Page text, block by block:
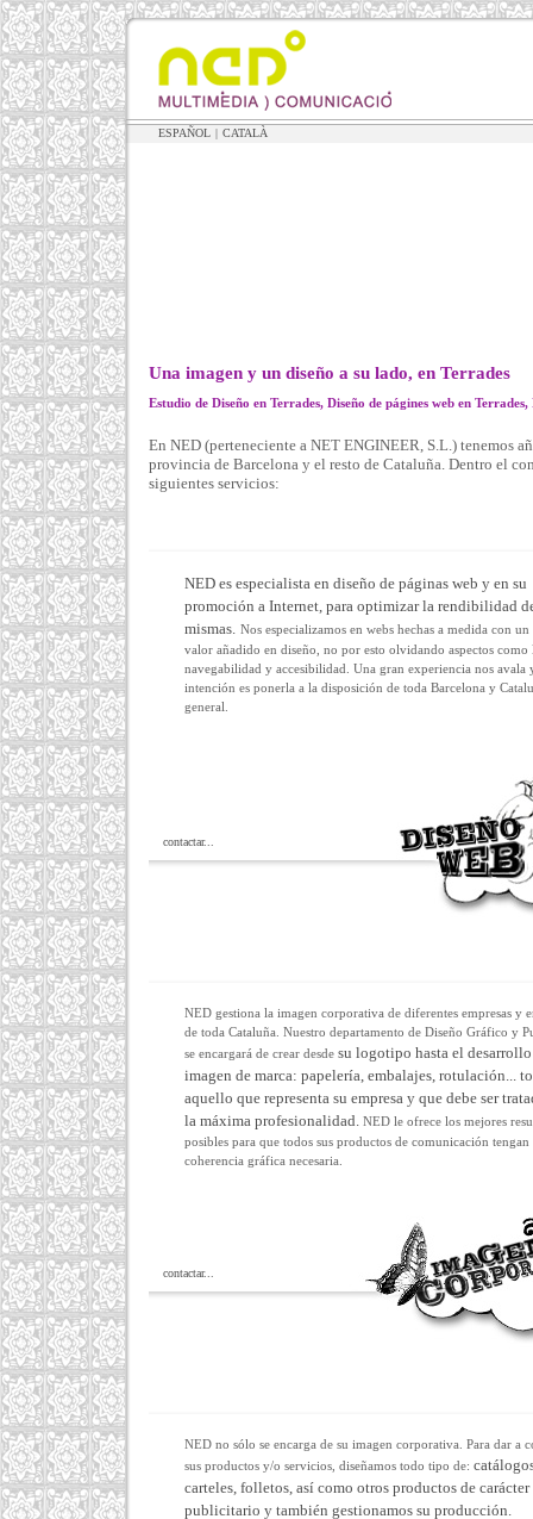
ESPAÑOL | CATALÀ
Una imagen y un diseño a su lado, en Terrades
Estudio de Diseño en Terrades, Diseño de págines web en
En NED (perteneciente a NET ENGINEER, S.L.) tenemos
provincia de Barcelona y el resto de Cataluña. Dentro el
siguientes servicios:
NED es especialista en diseño de páginas web y en su
promoción a Internet, para optimizar la rendibilidad
mismas. Nos especializamos en webs hechas a medida con un
valor añadido en diseño, no por esto olvidando aspectos como
navegabilidad y accesibilidad. Una gran experiencia nos avala
intención es ponerla a la disposición de toda Barcelona y
general.
contactar...
NED gestiona la imagen corporativa de diferentes empresas y
de toda Cataluña. Nuestro departamento de Diseño Gráfico y
se encargará de crear desde su logotipo hasta el desarrollo
imagen de marca: papelería, embalajes, rotulación...
aquello que representa su empresa y que debe ser
la máxima profesionalidad. NED le ofrece los mejores
posibles para que todos sus productos de comunicación tengan
coherencia gráfica necesaria.
contactar...
NED no sólo se encarga de su imagen corporativa. Para dar a
sus productos y/o servicios, diseñamos todo tipo de:
carteles, folletos, así como otros productos de carácter
publicitario y también gestionamos su producción.